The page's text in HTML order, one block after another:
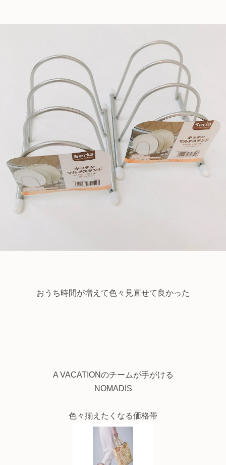
おうち時間が増えて色々見直せて良かった
A VACATIONのチームが手がける
NOMADIS
色々揃えたくなる価格帯